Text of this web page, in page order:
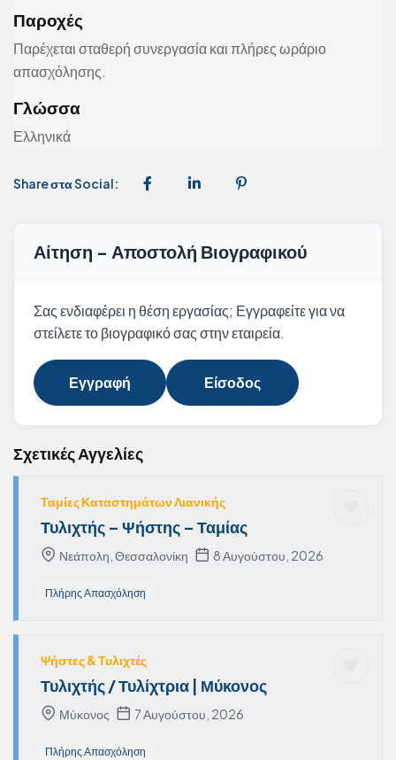
Παροχές
Παρέχεται σταθερή συνεργασία και πλήρες ωράριο
απασχόλησης.
Γλώσσα
Ελληνικά
Share στα Social:
Αίτηση - Αποστολή Βιογραφικού
Σας ενδιαφέρει η θέση εργασίας; Εγγραφείτε για να
στείλετε το βιογραφικό σας στην εταιρεία.
Εγγραφή Είσοδος
Σχετικές Αγγελίες
Ταμίες Καταστημάτων Λιανικής
Τυλιχτής – Ψήστης – Ταμίας
Νεάπολη, Θεσσαλονίκη 8 Αυγούστου, 2026
Πλήρης Απασχόληση
Ψήστες & Τυλιχτές
Τυλιχτής / Τυλίχτρια | Μύκονος
Μύκονος 7 Αυγούστου, 2026
Πλήρης Απασχόληση